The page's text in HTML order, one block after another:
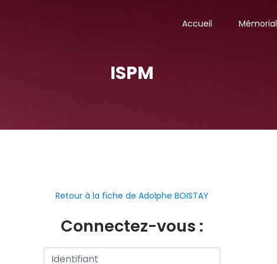
Accueil Mémorial
ISPM
Retour à la fiche de Adolphe BOISTAY
Connectez-vous :